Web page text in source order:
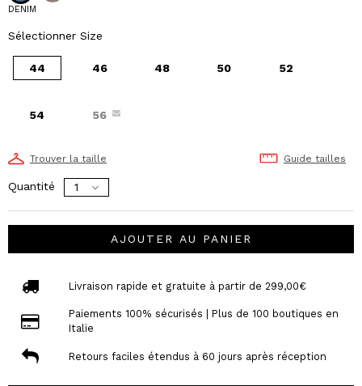
DENIM
Sélectionner Size
44 46 48 50 52
54 56
Trouver la taille Guide tailles
Quantité
AJOUTER AU PANIER
Livraison rapide et gratuite à partir de 299,00€
Paiements 100% sécurisés | Plus de 100 boutiques en
Italie
Retours faciles étendus à 60 jours après réception